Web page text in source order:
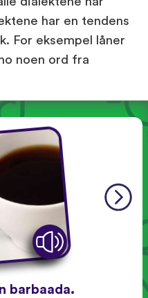
har en tendens
For eksempel låner
noen ord fra
barbaada.